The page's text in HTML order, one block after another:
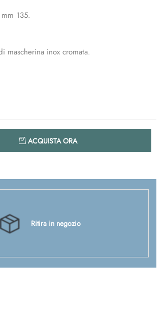
135.
inox cromata.
ACQUISTA ORA
Ritira in negozio